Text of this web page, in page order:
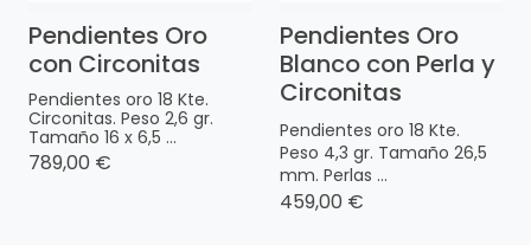
Pendientes Oro
con Circonitas
Pendientes oro 18 Kte.
Circonitas. Peso 2,6 gr.
Tamaño 16 x 6,5 ...
789,00 €
Pendientes Oro
Blanco con Perla y
Circonitas
Pendientes oro 18 Kte.
Peso 4,3 gr. Tamaño 26,5
mm. Perlas ...
459,00 €